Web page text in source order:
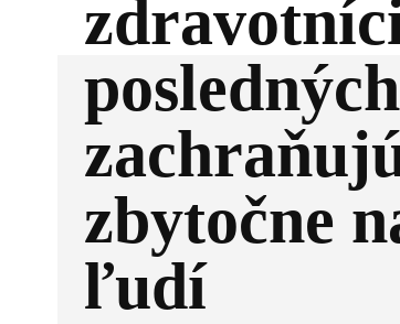
zbytočne
ľudí